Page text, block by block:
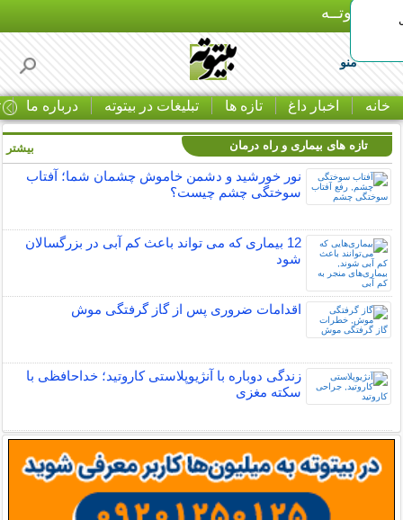
بـیتوتــه
منو
خانه اخبار داغ تازه ها تبلیغات در بیتوته درباره ما
تازه های بیماری و راه درمان
نور خورشید و دشمن خاموش چشمان شما؛ آفتاب
سوختگی چشم چیست؟
12 بیماری که می تواند باعث کم آبی در بزرگسالان
شود
اقدامات ضروری پس از گاز گرفتگی موش
زندگی دوباره با آنژیوپلاستی کاروتید؛ خداحافظی با
سکته مغزی
بیشتر